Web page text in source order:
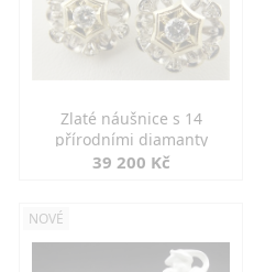
Zlaté náušnice s 14
přírodními diamanty
39 200 Kč
NOVÉ